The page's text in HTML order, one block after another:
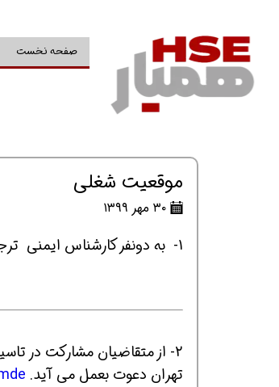
صفحه نخست
موقعیت شغلی
۳۰ مهر ۱۳۹۹
1- به دونفر کارشناس ایمنی ترجیحا آقا محدوده اندیشه نیاز میباشد شماره تماس ۰۹۱۲۰۶۳۲۴۵۲
2- از متقاضیان مشارکت در
تهران دعوت بعمل می آید.